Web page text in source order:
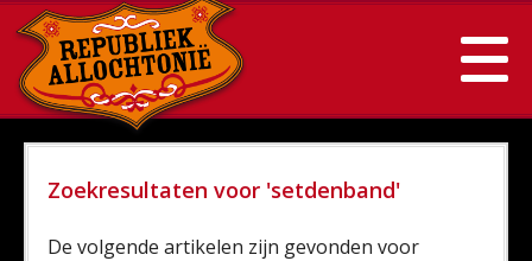
Zoekresultaten voor 'setdenband'
De volgende artikelen zijn gevonden voor